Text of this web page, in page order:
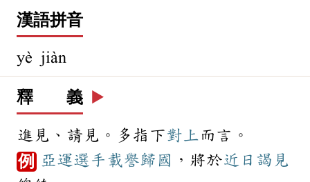
漢語拼音
yè jiàn
釋 義 ▶️
進見、請見。多指下對上 而言。
例 亞運選手 載譽歸國 ，將於近日 謁見